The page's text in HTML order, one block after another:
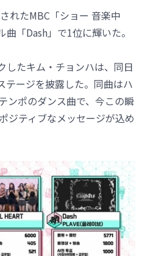
れたMBC「ショー 音楽中
「Dash」で1位に輝いた。
したキム・チョンハは、同日
テージを披露した。同曲はハ
ンポのダンス曲で、今この瞬
ジティブなメッセージが込め